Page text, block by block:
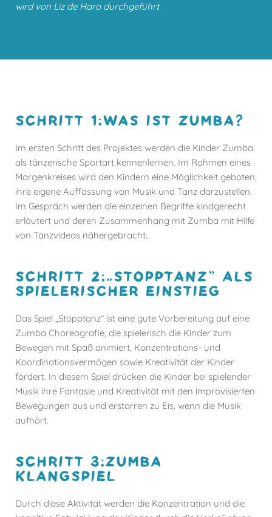
wird von Liz de Haro durchgeführt.
SCHRITT 1:WAS IST ZUMBA?
Im ersten Schritt des Projektes werden die Kinder Zumba
als tänzerische Sportart kennenlernen. Im Rahmen eines
Morgenkreises wird den Kindern eine Möglichkeit geboten,
ihre eigene Auffassung von Musik und Tanz darzustellen.
Im Gespräch werden die einzelnen Begriffe kindgerecht
erläutert und deren Zusammenhang mit Zumba mit Hilfe
von Tanzvideos nähergebracht.
SCHRITT 2:„STOPPTANZ“ ALS
SPIELERISCHER EINSTIEG
Das Spiel „Stopptanz“ ist eine gute Vorbereitung auf eine
Zumba Choreografie, die spielerisch die Kinder zum
Bewegen mit Spaß animiert, Konzentrations- und
Koordinationsvermögen sowie Kreativität der Kinder
fördert. In diesem Spiel drücken die Kinder bei spielender
Musik ihre Fantasie und Kreativität mit den improvisierten
Bewegungen aus und erstarren zu Eis, wenn die Musik
aufhört.
SCHRITT 3:ZUMBA
KLANGSPIEL
Durch diese Aktivität werden die Konzentration und die